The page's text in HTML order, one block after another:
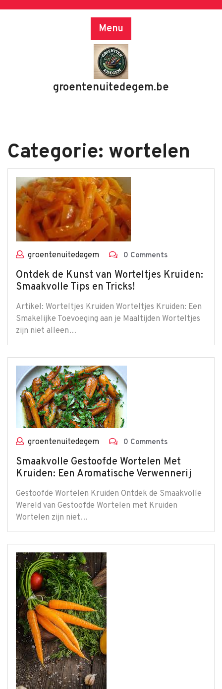
Menu
groentenuitedegem.be
Categorie: wortelen
groentenuitedegem 0 Comments
Ontdek de Kunst van Worteltjes Kruiden:
Smaakvolle Tips en Tricks!
Artikel: Worteltjes Kruiden Worteltjes Kruiden: Een
Smakelijke Toevoeging aan je Maaltijden Worteltjes
zijn niet alleen…
groentenuitedegem 0 Comments
Smaakvolle Gestoofde Wortelen Met
Kruiden: Een Aromatische Verwennerij
Gestoofde Wortelen Kruiden Ontdek de Smaakvolle
Wereld van Gestoofde Wortelen met Kruiden
Wortelen zijn niet…